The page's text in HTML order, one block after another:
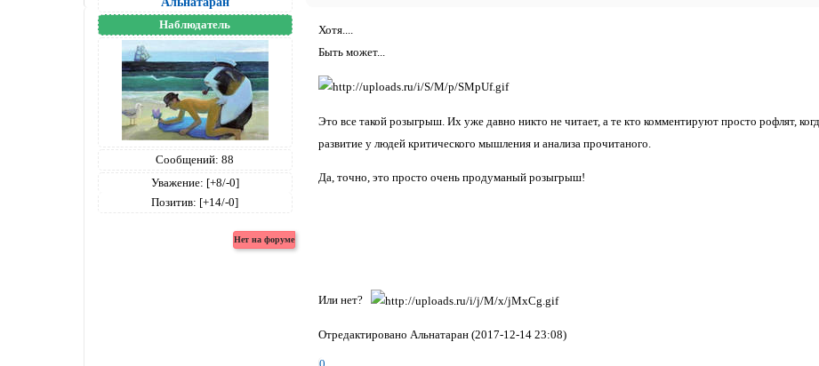
Наблюдатель
Сообщений: 88
Уважение: [+8/-0]
Позитив: [+14/-0]
Хотя....
Быть может...
Это все такой розыгрыш. Их уже давно никто не читает, а те кто комментируют просто рофлят,
развитие у людей критического мышления и анализа прочитаного.
Да, точно, это просто очень продуманый розыгрыш!
Или нет?
Отредактировано Альнатаран (2017-12-14 23:08)